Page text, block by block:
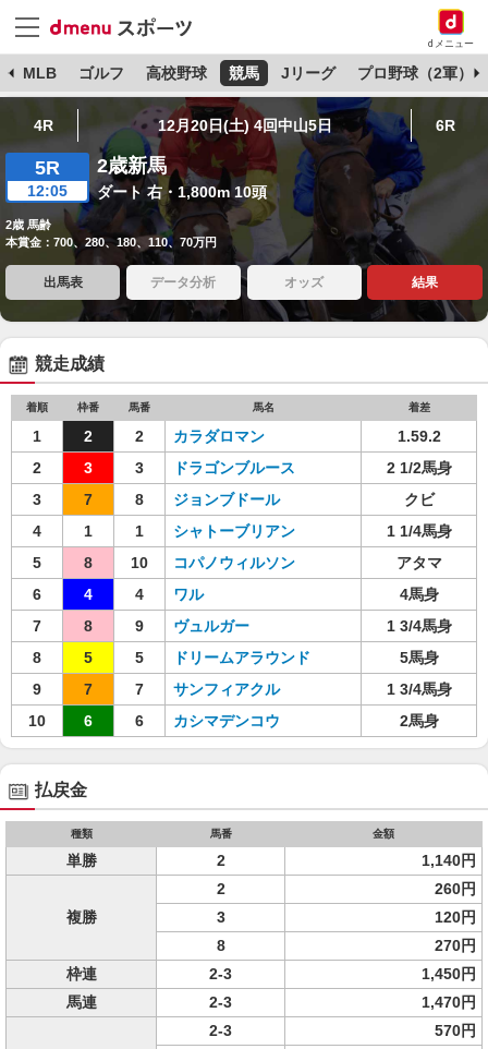
dメニュー
MLB ゴルフ 高校野球 競馬 Jリーグ プロ野球（2軍）
4R 12月20日(土) 4回中山5日 6R
5R
12:05
2歳新馬
ダート 右・1,800m 10頭
2歳 馬齢
本賞金：700、280、180、110、70万円
出馬表 データ分析 オッズ 結果
競走成績
着順 枠番 馬番 馬名 着差
1 2 2 カラダロマン
1.59.2
2
3 3 ドラゴンブルース
2 1/2馬身
3
7 8 ジョンブドール
クビ
4
1 1 シャトーブリアン
1 1/4馬身
5
8 10 コパノウィルソン
アタマ
6
4 4 ワル
4馬身
7
8 9 ヴュルガー
1 3/4馬身
8
5 5 ドリームアラウンド
5馬身
9
7 7 サンフィアクル
1 3/4馬身
10
6 6 カシマデンコウ 2馬身
払戻金
種類 馬番 金額
単勝 2 1,140円
複勝
2
260円
3
120円
8
270円
枠連
2-3
1,450円
馬連
2-3 1,470円
2-3
570円